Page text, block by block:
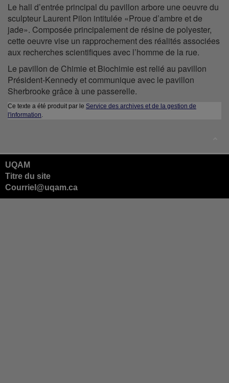
Le hall d’entrée principal du pavillon arbore une oeuvre du
sculpteur Laurent Pilon intitulée «Proue d’ambre et de
jade». Composée principalement de résine de polyester,
cette oeuvre vise un rapprochement des réalités associées
aux recherches scientifiques avec l’homme de la rue.
Le pavillon de Chimie et Biochimie est relié au pavillon
Président-Kennedy et communique avec le pavillon
Sherbrooke grâce à une passerelle.
Ce texte a été produit par le Service des archives et de la gestion de
l'information.
UQAM
Titre du site
Courriel@uqam.ca